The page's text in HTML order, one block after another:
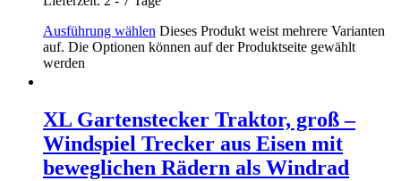
Ausführung wählen Dieses Produkt weist mehrere Varianten
auf. Die Optionen können auf der Produktseite gewählt
werden
XL Gartenstecker Traktor, groß –
Windspiel Trecker aus Eisen mit
beweglichen Rädern als Windrad